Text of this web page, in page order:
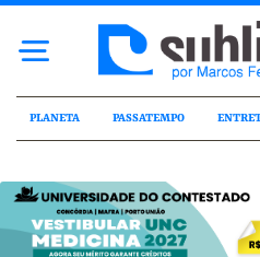
PLANETA PASSATEMPO